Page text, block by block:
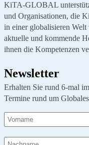
KiTA-GLOBAL
und Organisationen, die
in einer globalisieren
aktuelle und kommende
ihnen die Kompetenzen
Newsletter
Erhalten Sie rund 6-mal
Termine rund um